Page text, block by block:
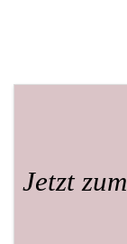
Jetzt